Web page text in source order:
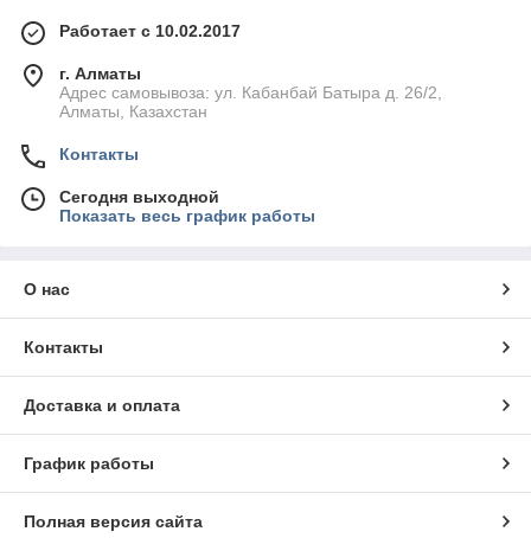
Работает с 10.02.2017
г. Алматы
Адрес самовывоза: ул. Кабанбай Батыра д. 26/2,
Алматы, Казахстан
Контакты
Сегодня выходной
Показать весь график работы
О нас
Контакты
Доставка и оплата
График работы
Полная версия сайта